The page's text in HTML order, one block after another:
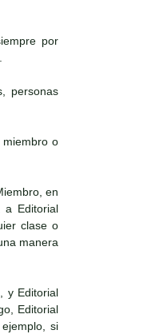
por
personas
o
en
a Editorial
clase o
manera
y Editorial
Editorial
si